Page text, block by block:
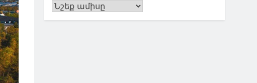
Պահոցներ